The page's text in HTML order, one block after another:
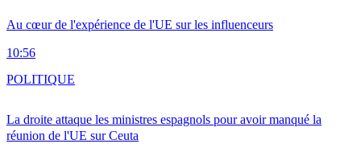
Au cœur de l'expérience de l'UE sur les influenceurs
10:56
La droite attaque les ministres espagnols pour avoir manqué la
réunion de l'UE sur Ceuta
POLITIQUE